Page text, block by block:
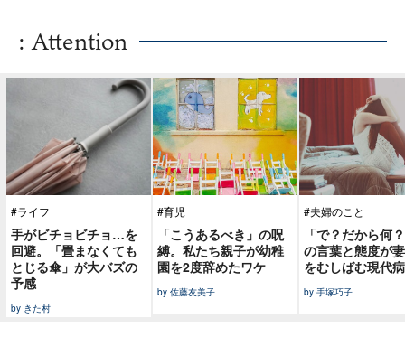
: Attention
#ライフ
手がビチョビチョ…を
回避。「畳まなくても
とじる傘」が大バズの
予感
by きた村
#育児
「こうあるべき」の呪
縛。私たち親子が幼稚
園を2度辞めたワケ
by 佐藤友美子
#夫婦のこと
「で？だから何
の言葉と態度が
をむしばむ現代病
by 手塚巧子